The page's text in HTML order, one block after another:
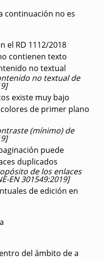
continuación no es
el RD 1112/2018
contienen texto
no textual
no textual de
existe muy bajo
de primer plano
(mínimo) de
puede
duplicados
de los enlaces
EN 301549:2019]
de edición en
del ámbito de a